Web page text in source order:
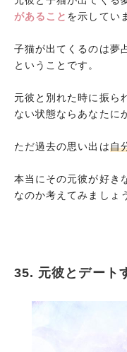
があること を示してい
子猫が出てくるのは夢
ということです。
元彼と別れた時に振ら
ない状態ならあなたに
ただ過去の思い出は自
本当にその元彼が好き
なのか考えてみましょ
35. 元彼とデート